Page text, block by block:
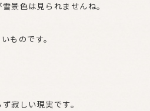
景色は見られませんね。
ものです。
寂しい現実です。